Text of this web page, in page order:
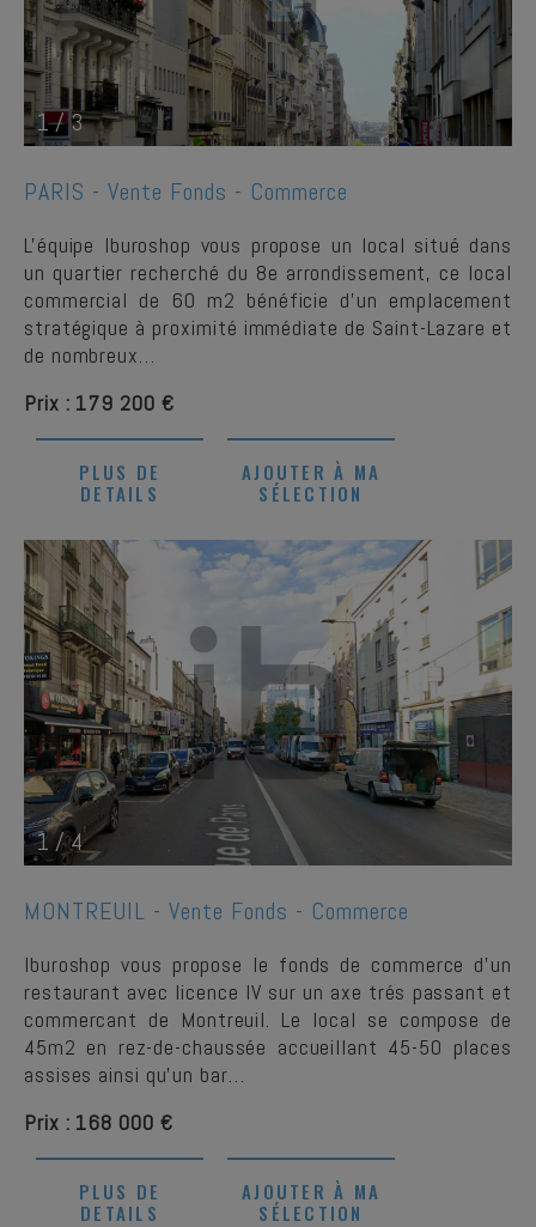
1/3
PARIS - Vente Fonds - Commerce
L'équipe Iburoshop vous propose un local situé dans
un quartier recherché du 8e arrondissement, ce local
commercial de 60 m2 bénéficie d’un emplacement
stratégique à proximité immédiate de Saint-Lazare et
de nombreux…
Prix : 179 200 €
PLUS DE
DETAILS
AJOUTER À MA
SÉLECTION
1/4
MONTREUIL - Vente Fonds - Commerce
Iburoshop vous propose le fonds de commerce d'un
restaurant avec licence IV sur un axe trés passant et
commercant de Montreuil. Le local se compose de
45m2 en rez-de-chaussée accueillant 45-50 places
assises ainsi qu'un bar…
Prix : 168 000 €
PLUS DE
DETAILS
AJOUTER À MA
SÉLECTION